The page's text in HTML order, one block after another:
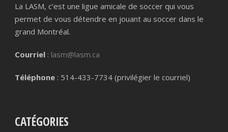
La LASM, c’est une ligue amicale de soccer qui vous
permet de vous détendre en jouant au soccer dans le
grand Montréal.
Courriel : lasm@lasm.ca
Téléphone : 514-433-7734 (privilégier le courriel)
CATÉGORIES